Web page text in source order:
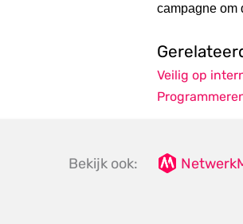
campagne om
Veilig op
Bekijk ook: